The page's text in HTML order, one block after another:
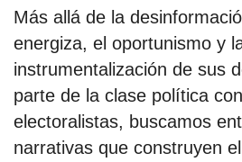
Más allá de la
energiza, el oportunismo y
instrumentalización de sus
parte de la clase política
electoralistas, buscamos
narrativas que construyen